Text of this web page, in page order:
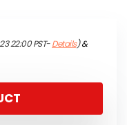
22:00 PST-Details)&